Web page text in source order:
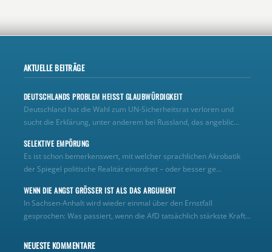
AKTUELLE BEITRÄGE
DEUTSCHLANDS PROBLEM HEISST GLAUBWÜRDIGKEIT
Deutschland hat die Wahl zum UN‑Sicherheitsrat verloren und
sucht die Erklärung, unter anderem bei Russland, das angeblic...
SELEKTIVE EMPÖRUNG
Es ist schon bemerkenswert, mit welcher sprachlichen Akrobatik
der Spiegel politische Realität einordnet – oder besser ge...
WENN DIE ANGST GRÖSSER IST ALS DAS ARGUMENT
In Sachsen-Anhalt wird wieder einmal über den Ernstfall
gesprochen: Was passiert, wenn die AfD tatsächlich stärkste Kraft...
NEUESTE KOMMENTARE